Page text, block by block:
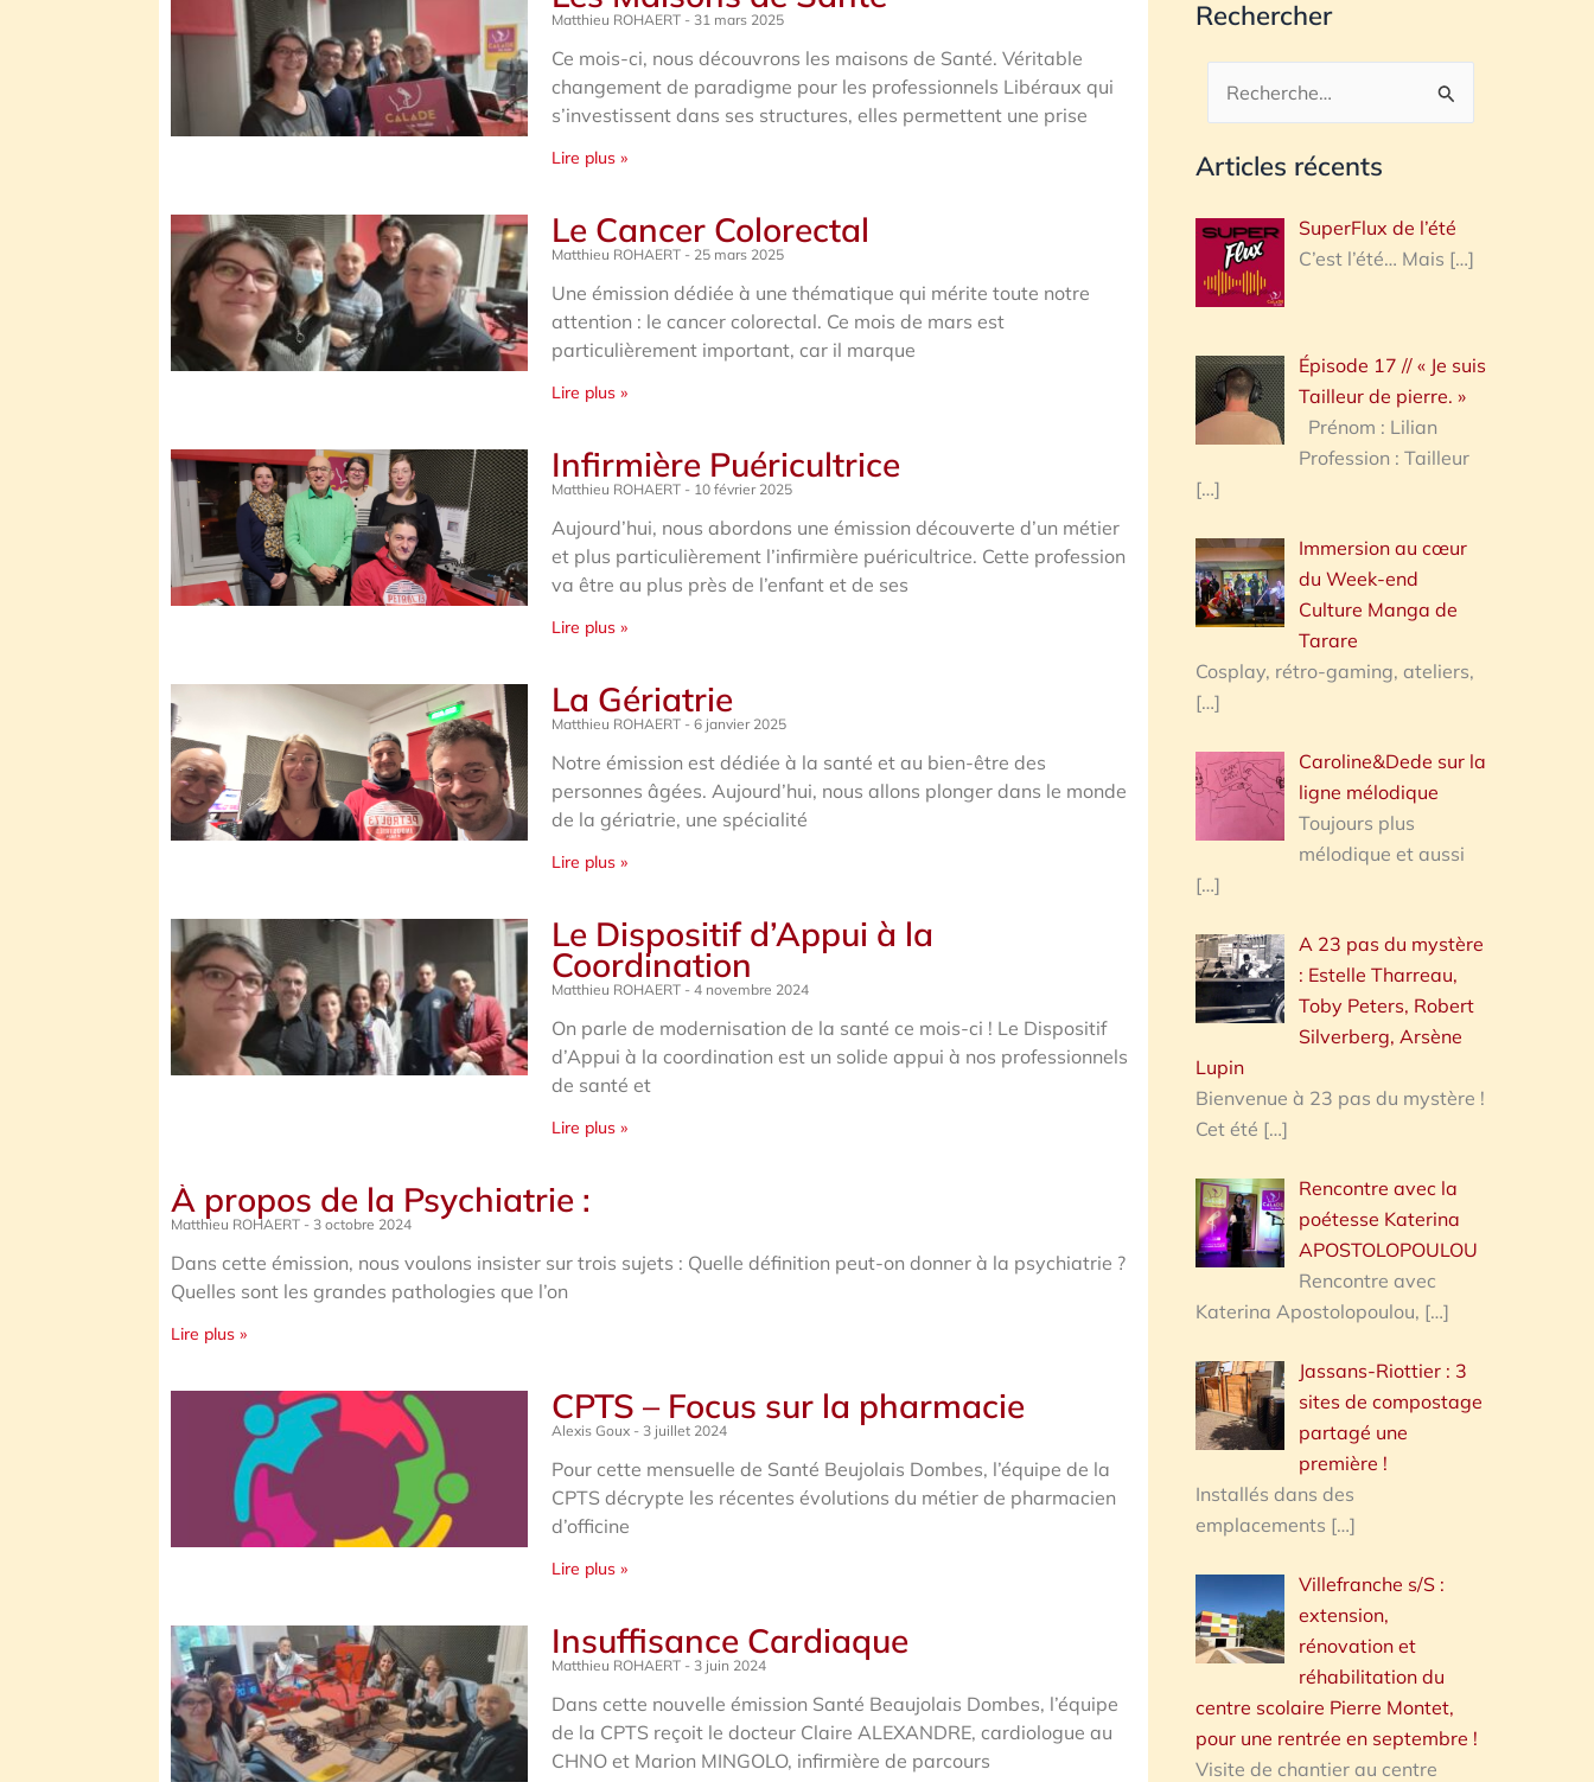
Matthieu ROHAERT 31 mars 2025
Ce mois-ci, nous découvrons les maisons de Santé. Véritable
changement de paradigme pour les professionnels Libéraux qui
s’investissent dans ses structures, elles permettent une prise
Lire plus »
Le Cancer Colorectal
Matthieu ROHAERT 25 mars 2025
Une émission dédiée à une thématique qui mérite toute notre
attention : le cancer colorectal. Ce mois de mars est
particulièrement important, car il marque
Lire plus »
Infirmière Puéricultrice
Matthieu ROHAERT 10 février 2025
Aujourd’hui, nous abordons une émission découverte d’un métier
et plus particulièrement l’infirmière puéricultrice. Cette profession
va être au plus près de l’enfant et de ses
Lire plus »
La Gériatrie
Matthieu ROHAERT 6 janvier 2025
Notre émission est dédiée à la santé et au bien-être des
personnes âgées. Aujourd’hui, nous allons plonger dans le monde
de la gériatrie, une spécialité
Lire plus »
Le Dispositif d’Appui à la
Coordination
Matthieu ROHAERT 4 novembre 2024
On parle de modernisation de la santé ce mois-ci ! Le Dispositif
d’Appui à la coordination est un solide appui à nos professionnels
de santé et
Lire plus »
À propos de la Psychiatrie :
Matthieu ROHAERT 3 octobre 2024
Dans cette émission, nous voulons insister sur trois sujets : Quelle définition peut-on donner à la psychiatrie ?
Quelles sont les grandes pathologies que l’on
Lire plus »
CPTS – Focus sur la pharmacie
Alexis Goux 3 juillet 2024
Pour cette mensuelle de Santé Beujolais Dombes, l’équipe de la
CPTS décrypte les récentes évolutions du métier de pharmacien
d’officine
Lire plus »
Insuffisance Cardiaque
Matthieu ROHAERT 3 juin 2024
Dans cette nouvelle émission Santé Beaujolais Dombes, l’équipe
de la CPTS reçoit le docteur Claire ALEXANDRE, cardiologue au
CHNO et Marion MINGOLO, infirmière de parcours
Rechercher
Rechercher :
Articles récents
SuperFlux de l’été
C’est l’été… Mais […]
Épisode 17 // « Je suis
Tailleur de pierre. »
Prénom : Lilian
Profession : Tailleur
[…]
Immersion au cœur
du Week-end
Culture Manga de
Tarare
Cosplay, rétro-gaming, ateliers,
[…]
Caroline&Dede sur la
ligne mélodique
Toujours plus
mélodique et aussi
[…]
A 23 pas du mystère
: Estelle Tharreau,
Toby Peters, Robert
Silverberg, Arsène
Lupin
Bienvenue à 23 pas du mystère !
Cet été […]
Rencontre avec la
poétesse Katerina
APOSTOLOPOULOU
Rencontre avec
Katerina Apostolopoulou, […]
Jassans-Riottier : 3
sites de compostage
partagé une
première !
Installés dans des
emplacements […]
Villefranche s/S :
extension,
rénovation et
réhabilitation du
centre scolaire Pierre Montet,
pour une rentrée en septembre !
Visite de chantier au centre